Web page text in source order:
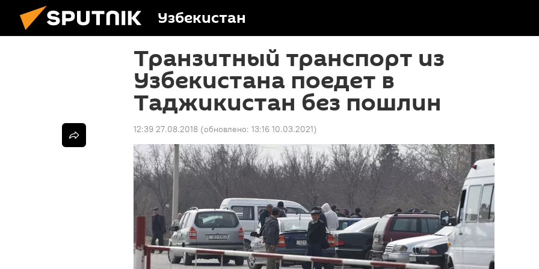
Узбекистан
Транзитный транспорт из
Узбекистана поедет в
Таджикистан без пошлин
12:39 27.08.2018 (обновлено: 13:16 10.03.2021)